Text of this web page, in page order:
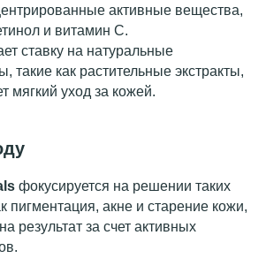
активные вещества,
и витамин С.
ставку на натуральные
такие как растительные экстракты,
мягкий уход за кожей.
фокусируется на решении таких
пигментация, акне и старение кожи,
результат за счет активных